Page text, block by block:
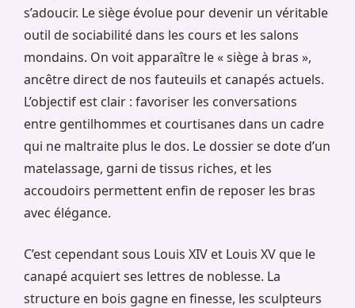
s’adoucir. Le siège évolue pour devenir un véritable
outil de sociabilité dans les cours et les salons
mondains. On voit apparaître le « siège à bras »,
ancêtre direct de nos fauteuils et canapés actuels.
L’objectif est clair : favoriser les conversations
entre gentilhommes et courtisanes dans un cadre
qui ne maltraite plus le dos. Le dossier se dote d’un
matelassage, garni de tissus riches, et les
accoudoirs permettent enfin de reposer les bras
avec élégance.
C’est cependant sous Louis XIV et Louis XV que le
canapé acquiert ses lettres de noblesse. La
structure en bois gagne en finesse, les sculpteurs